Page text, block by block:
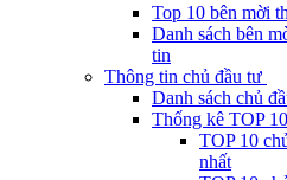
Top 10 bên mời
Danh sách bên
tin
Thông tin chủ đầu tư
Danh sách chủ
Thống kê TOP
TOP 10
nhất